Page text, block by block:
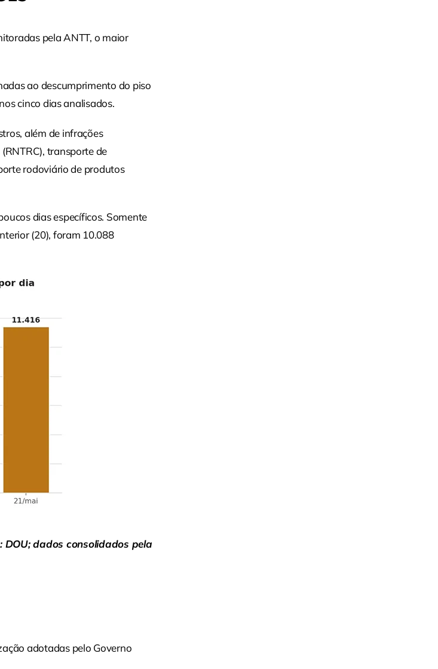
pela ANTT, o maior
ao descumprimento do piso
cinco dias analisados.
além de infrações
transporte de
rodoviário de produtos
dias específicos. Somente
(20), foram 10.088
dados consolidados pela
adotadas pelo Governo